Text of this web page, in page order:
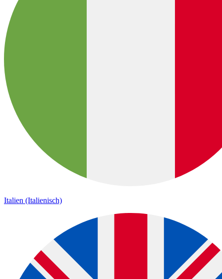
Italien (Italienisch)